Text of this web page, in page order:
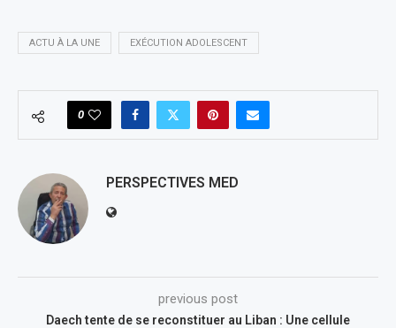
ACTU À LA UNE EXÉCUTION ADOLESCENT
0
PERSPECTIVES MED
previous post
Daech tente de se reconstituer au Liban : Une cellule